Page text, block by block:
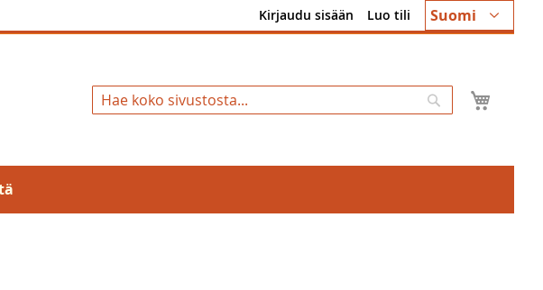
Kieli
Suomi
Kirjaudu sisään Luo tili
Hae